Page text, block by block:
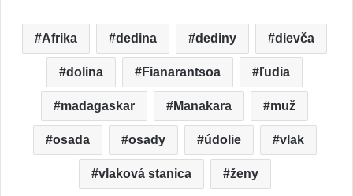
Afrika dedina dediny dievča
dolina Fianarantsoa ľudia
madagaskar Manakara muž
osada osady údolie vlak
vlaková stanica ženy